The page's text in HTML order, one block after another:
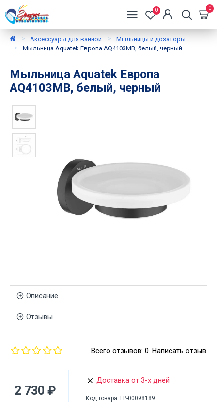
0 0
Аксессуары для ванной
Мыльницы и дозаторы
Мыльница Aquatek Европа AQ4103MB, белый, черный
Мыльница Aquatek Европа
AQ4103MB, белый, черный
Описание
Отзывы
Всего отзывов: 0 Написать отзыв
2 730 ₽
Доставка от 3-х дней
Код товара: ГР-00098189